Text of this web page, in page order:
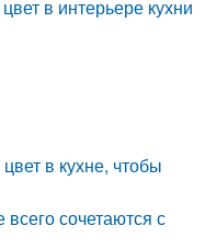
в интерьере кухни
в кухне, чтобы
сочетаются с